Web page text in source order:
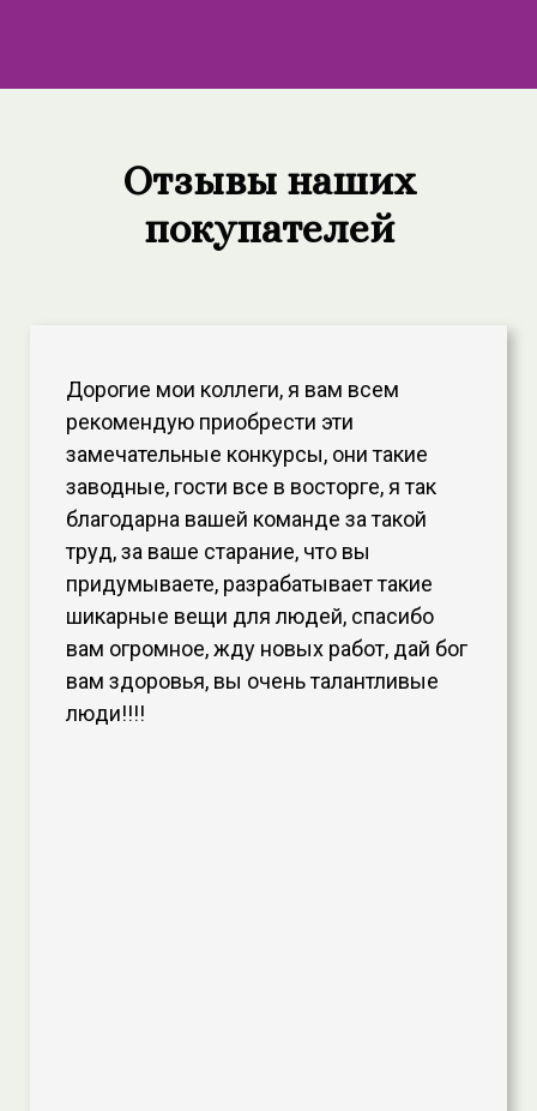
Отзывы наших
покупателей
Дорогие мои коллеги, я вам всем
рекомендую приобрести эти
замечательные конкурсы, они такие
заводные, гости все в восторге, я так
благодарна вашей команде за такой
труд, за ваше старание, что вы
придумываете, разрабатывает такие
шикарные вещи для людей, спасибо
вам огромное, жду новых работ, дай бог
вам здоровья, вы очень талантливые
люди!!!!